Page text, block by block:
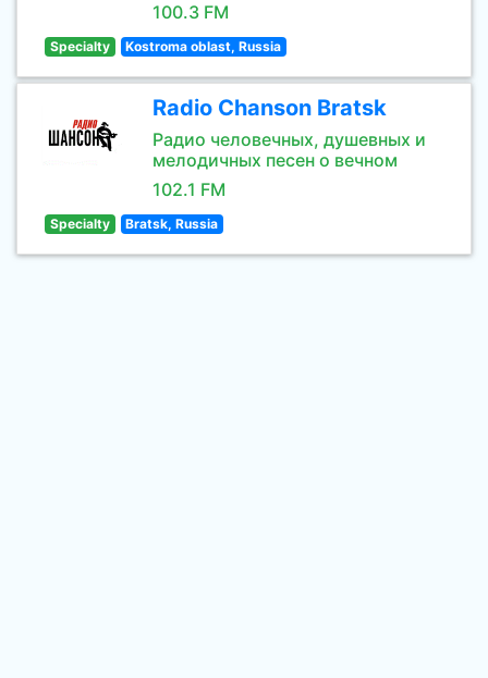
100.3 FM
Specialty Kostroma oblast, Russia
Radio Chanson Bratsk
Радио человечных, душевных и
мелодичных песен о вечном
102.1 FM
Specialty Bratsk, Russia